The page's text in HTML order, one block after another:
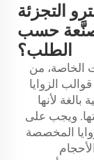
التجزئة
حسب
الطلب؟
الخاصة، من
الزوايا
لأنها
ويجب على
المخصصة